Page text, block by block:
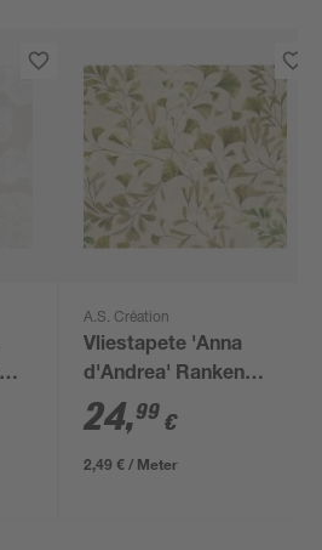
A.S. Création
Vliestapete 'Anna
d'Andrea' Ranken
beige 0,53 x 10,05 m
24,99 €
2,49 € / Meter